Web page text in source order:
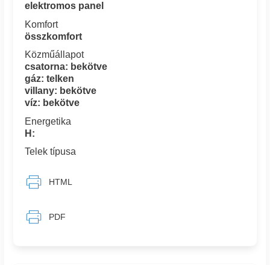
elektromos panel
Komfort
összkomfort
Közműállapot
csatorna: bekötve
gáz: telken
villany: bekötve
víz: bekötve
Energetika
H:
Telek típusa
HTML
PDF